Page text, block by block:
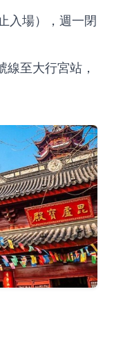
入場），週一閉
線至大行宮站，